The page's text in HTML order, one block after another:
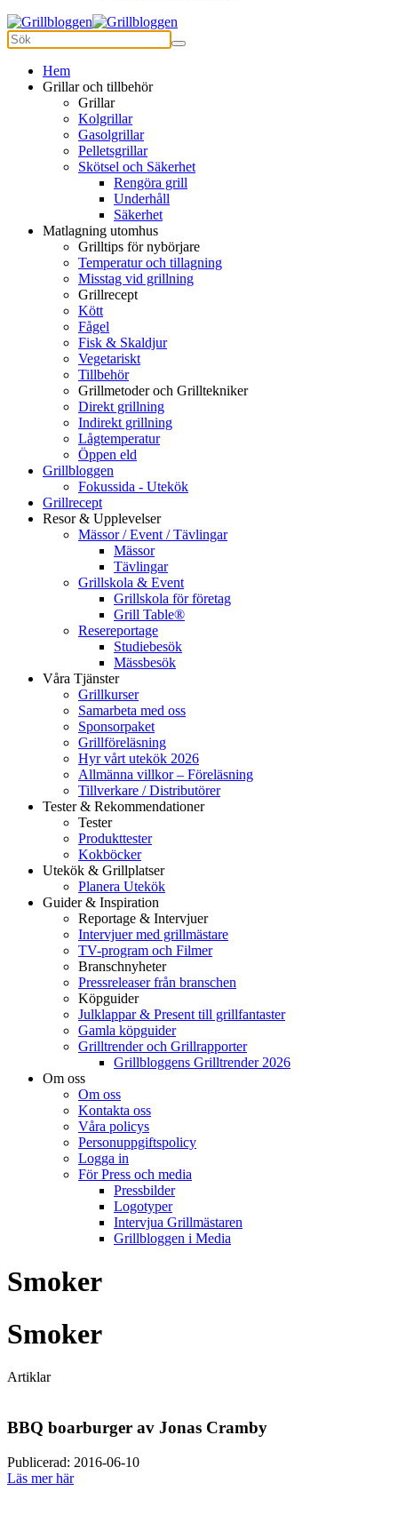
Hem
Grillar och tillbehör
Grillar
Kolgrillar
Gasolgrillar
Pelletsgrillar
Skötsel och Säkerhet
Rengöra grill
Underhåll
Säkerhet
Matlagning utomhus
Grilltips för nybörjare
Temperatur och tillagning
Misstag vid grillning
Grillrecept
Kött
Fågel
Fisk & Skaldjur
Vegetariskt
Tillbehör
Grillmetoder och Grilltekniker
Direkt grillning
Indirekt grillning
Lågtemperatur
Öppen eld
Grillbloggen
Fokussida - Utekök
Grillrecept
Resor & Upplevelser
Mässor / Event / Tävlingar
Mässor
Tävlingar
Grillskola & Event
Grillskola för företag
Grill Table®
Resereportage
Studiebesök
Mässbesök
Våra Tjänster
Grillkurser
Samarbeta med oss
Sponsorpaket
Grillföreläsning
Hyr vårt utekök 2026
Allmänna villkor – Föreläsning
Tillverkare / Distributörer
Tester & Rekommendationer
Tester
Produkttester
Kokböcker
Utekök & Grillplatser
Planera Utekök
Guider & Inspiration
Reportage & Intervjuer
Intervjuer med grillmästare
TV-program och Filmer
Branschnyheter
Pressreleaser från branschen
Köpguider
Julklappar & Present till grillfantaster
Gamla köpguider
Grilltrender och Grillrapporter
Grillbloggens Grilltrender 2026
Om oss
Om oss
Kontakta oss
Våra policys
Personuppgiftspolicy
Logga in
För Press och media
Pressbilder
Logotyper
Intervjua Grillmästaren
Grillbloggen i Media
Smoker
Smoker
Artiklar
BBQ boarburger av Jonas Cramby
Publicerad: 2016-06-10
Läs mer här